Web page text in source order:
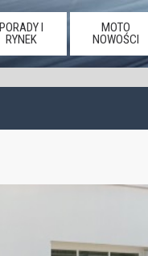
PORADY I
RYNEK
MOTO
NOWOŚCI